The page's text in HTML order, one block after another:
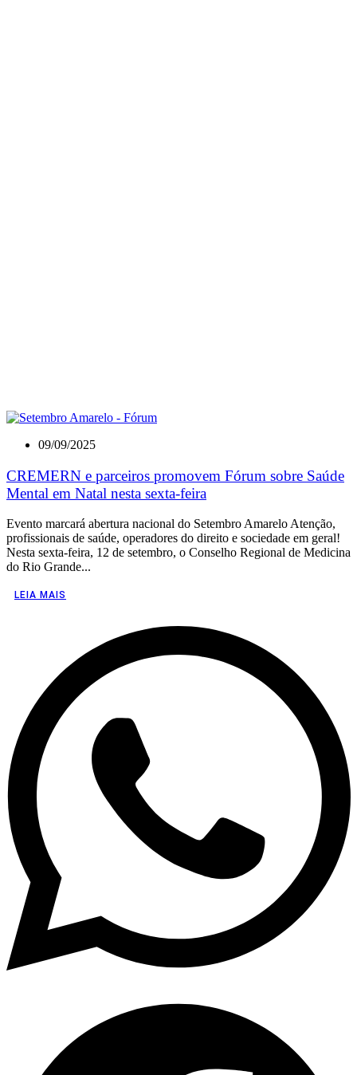
09/09/2025
CREMERN e parceiros promovem Fórum sobre Saúde
Mental em Natal nesta sexta-feira
Evento marcará abertura nacional do Setembro Amarelo Atenção,
profissionais de saúde, operadores do direito e sociedade em geral!
Nesta sexta-feira, 12 de setembro, o Conselho Regional de Medicina
do Rio Grande...
LEIA MAIS